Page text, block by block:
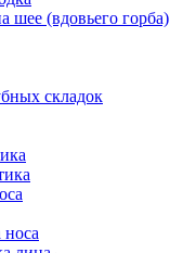
шее (вдовьего горба)
складок
носа